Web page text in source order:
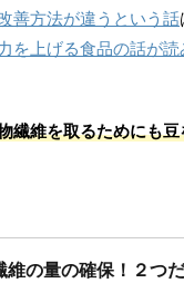
善方法が違うという話
を上げる食品の話が
繊維を取るためにも
の量の確保！２つ